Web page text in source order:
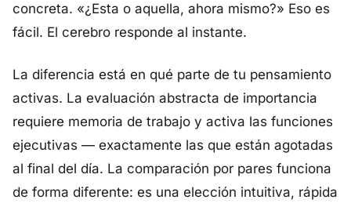
concreta. «¿Esta o aquella, ahora mismo?» Eso es
fácil. El cerebro responde al instante.
La diferencia está en qué parte de tu pensamiento
activas. La evaluación abstracta de importancia
requiere memoria de trabajo y activa las funciones
ejecutivas — exactamente las que están agotadas
al final del día. La comparación por pares funciona
de forma diferente: es una elección intuitiva, rápida